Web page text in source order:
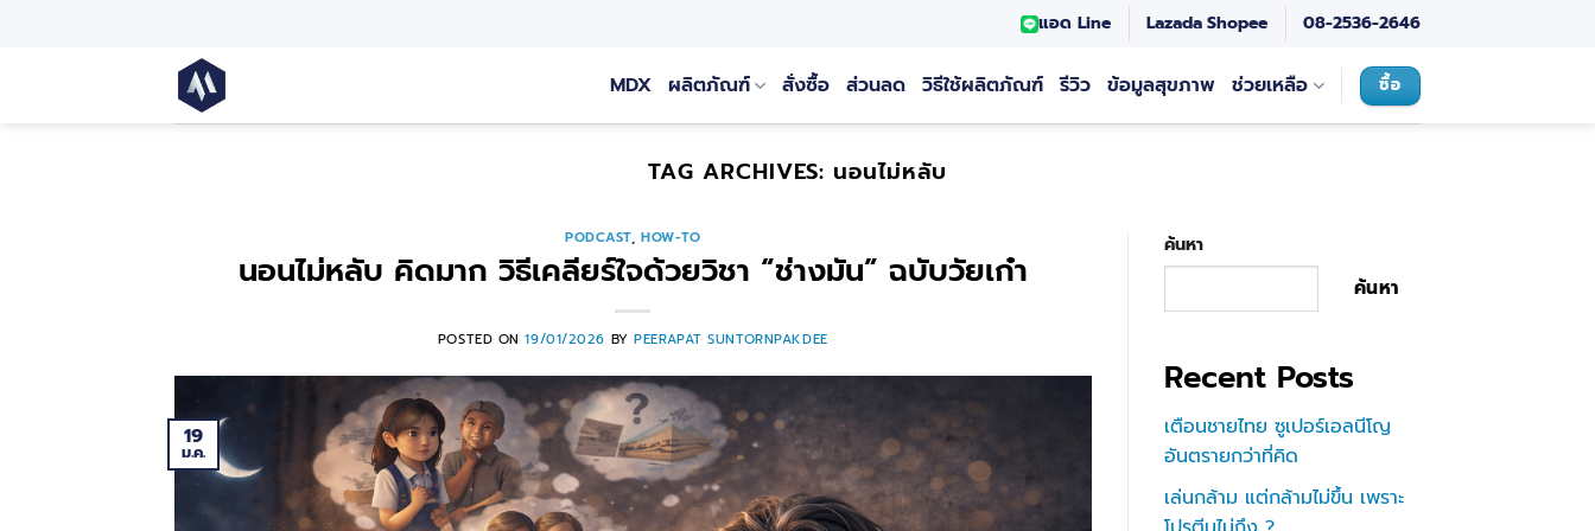
แอด Line LazadaShopee 08-2536-2646
MDX ผลิตภัณฑ์ สั่งซื้อ ส่วนลด วิธีใช้ผลิตภัณฑ์ รีวิว ข้อมูลสุขภาพ ช่วยเหลือ ซื้อ
TAG ARCHIVES: นอนไม่หลับ
PODCAST,HOW-TO
นอนไม่หลับ คิดมาก วิธีเคลียร์ใจด้วยวิชา “ช่างมัน” ฉบับวัยเก๋า
POSTED ON19/01/2026 BYPEERAPAT SUNTORNPAKDEE
19
ม.ค.
ค้นหา
ค้นหา
Recent Posts
เตือนชายไทย ซูเปอร์เอลนีโญ
อันตรายกว่าที่คิด
เล่นกล้าม แต่กล้ามไม่ขึ้น เพราะ